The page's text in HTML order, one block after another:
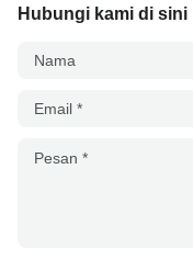
Hubungi kami di sini